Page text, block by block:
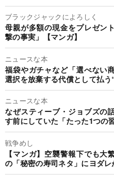
ブラックジャックによろしく
母親が多額の現金をプレゼン
撃の事実」【マンガ】
ニュースな本
福袋やガチャなど「選べない
選択を放棄する代償として払う
ニュースな本
なぜスティーブ・ジョブズの
す前にしていた「たった1つの
戦争めし
【マンガ】空襲警報下でも大
の「秘密の寿司ネタ」にヨダレ